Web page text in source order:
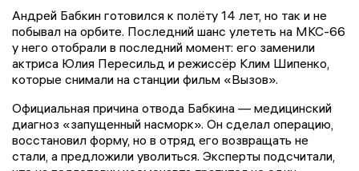
Андрей Бабкин готовился к полёту 14 лет, но так и не
побывал на орбите. Последний шанс улететь на МКС-66
у него отобрали в последний момент: его заменили
актриса Юлия Пересильд и режиссёр Клим Шипенко,
которые снимали на станции фильм «Вызов».
Официальная причина отвода Бабкина — медицинский
диагноз «запущенный насморк». Он сделал операцию,
восстановил форму, но в отряд его возвращать не
стали, а предложили уволиться. Эксперты подсчитали,